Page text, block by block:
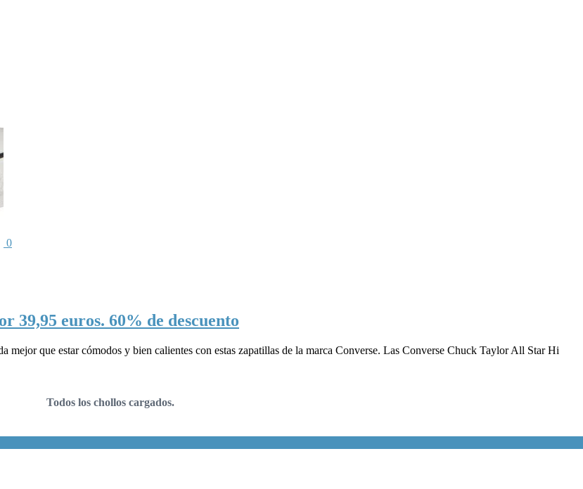
0
39,95 euros. 60% de descuento
mejor que estar cómodos y bien calientes con estas zapatillas de la marca Converse. Las Converse Chuck Taylor All Star Hi
Todos los chollos cargados.